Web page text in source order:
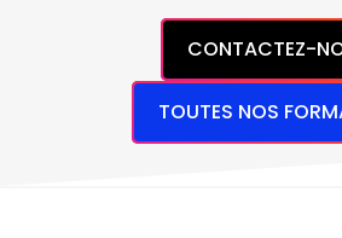
CONTACTEZ-
TOUTES NOS